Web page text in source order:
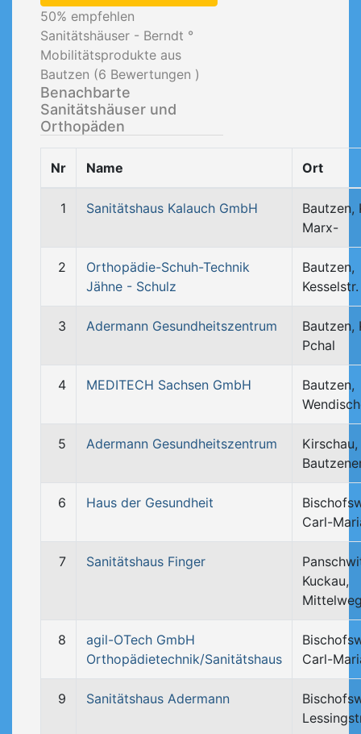
50% empfehlen
Sanitätshäuser - Berndt °
Mobilitätsprodukte aus
Bautzen (6 Bewertungen )
Benachbarte
Sanitätshäuser und
Orthopäden
Nr Name Ort
1 Sanitätshaus Kalauch GmbH
Bautzen,
Marx-
2
Orthopädie-Schuh-Technik
Jähne - Schulz
Bautzen,
Kesselstr.
3 Adermann Gesundheitszentrum
Bautzen,
Pchal
4 MEDITECH Sachsen GmbH
Bautzen,
5 Adermann Gesundheitszentrum
Kirschau,
6 Haus der Gesundheit
Carl-
7 Sanitätshaus Finger
Kuckau,
8
agil-OTech GmbH
Orthopädietechnik/Sanitätshaus
Carl-
9 Sanitätshaus Adermann